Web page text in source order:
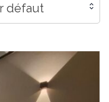
défaut